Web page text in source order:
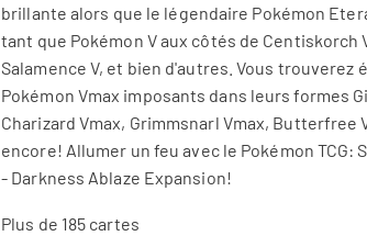
brillante alors que le légendaire Pokémon
tant que Pokémon V aux côtés de Centiskorch
Salamence V, et bien d'autres. Vous trouverez
Pokémon Vmax imposants dans leurs formes
Charizard Vmax, Grimmsnarl Vmax, Butterfree
encore! Allumer un feu avec le Pokémon TCG:
- Darkness Ablaze Expansion!
Plus de 185 cartes